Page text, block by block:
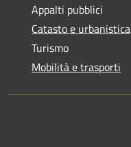
Appalti pubblici
Catasto e urbanistica
Turismo
Mobilità e trasporti